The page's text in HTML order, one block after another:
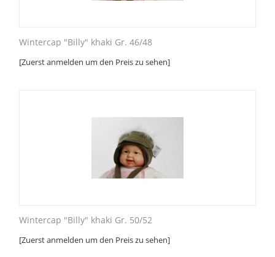
Wintercap "Billy" khaki Gr. 46/48
[Zuerst anmelden um den Preis zu sehen]
Wintercap "Billy" khaki Gr. 50/52
[Zuerst anmelden um den Preis zu sehen]